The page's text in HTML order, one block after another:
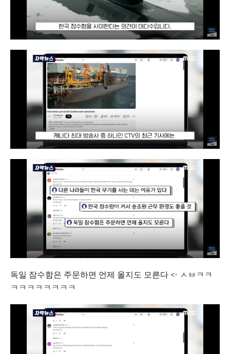
독일 잠수함은 주문하면 언제 올지도 모른다 <- ㅅㅂㅋㅋ
ㅋㅋㅋㅋㅋㅋㅋㅋ